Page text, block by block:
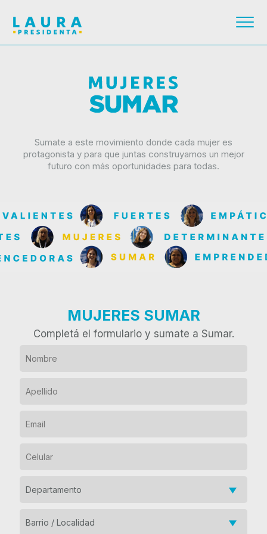
Sumate a este movimiento donde cada mujer es
protagonista y para que juntas construyamos un mejor
futuro con más oportunidades para todas.
MUJERES SUMAR
Completá el formulario y sumate a Sumar.